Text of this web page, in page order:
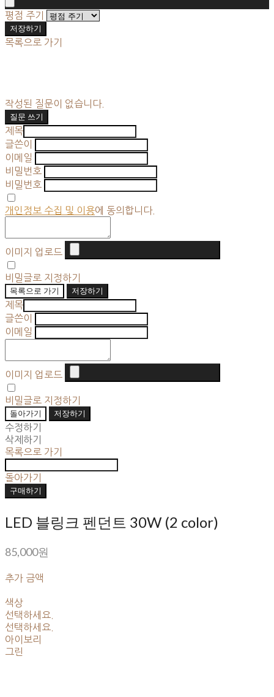
평점 주기
저장하기
목록으로 가기
작성된 질문이 없습니다.
질문 쓰기
제목
글쓴이
이메일
비밀번호
비밀번호
개인정보 수집 및 이용에 동의합니다.
이미지 업로드
비밀글로 지정하기
목록으로 가기
저장하기
제목
글쓴이
이메일
이미지 업로드
비밀글로 지정하기
돌아가기
저장하기
수정하기
삭제하기
목록으로 가기
돌아가기
구매하기
LED 블링크 펜던트 30W (2 color)
85,000원
추가 금액
색상
선택하세요.
선택하세요.
아이보리
그린